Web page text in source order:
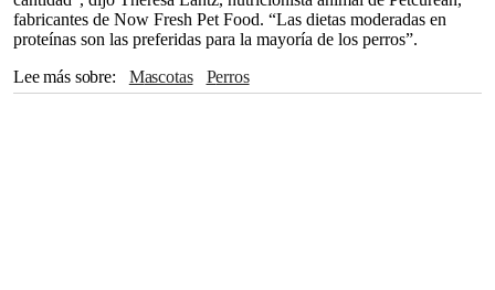
fabricantes de Now Fresh Pet Food. “Las dietas moderadas en
proteínas son las preferidas para la mayoría de los perros”.
Lee más sobre
Mascotas Perros